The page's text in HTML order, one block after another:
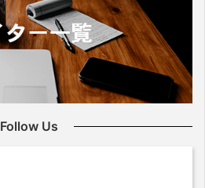
Follow Us